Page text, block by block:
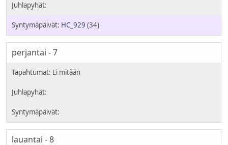
HC_929 (34)
perjantai - 7
lauantai - 8